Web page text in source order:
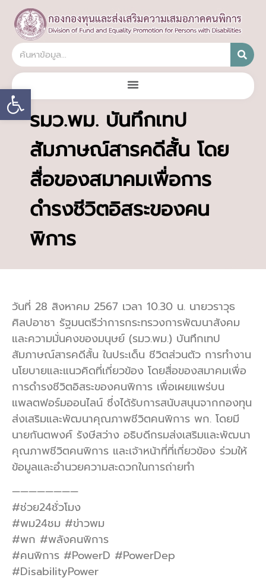
Open toolbar
รมว.พม. บันทึกเทป
สัมภาษณ์สารคดีสั้น โดย
สื่อของสมาคมเพื่อการ
ดำรงชีวิตอิสระของคน
พิการ
วันที่ 28 สิงหาคม 2567 เวลา 10.30 น. นายวราวุธ
ศิลปอาชา รัฐมนตรีว่าการกระทรวงการพัฒนาสังคม
และความมั่นคงของมนุษย์ (รมว.พม.) บันทึกเทป
สัมภาษณ์สารคดีสั้น ในประเด็น ชีวิตส่วนตัว การทำงาน
นโยบายและแนวคิดที่เกี่ยวข้อง โดยสื่อของสมาคมเพื่อ
การดำรงชีวิตอิสระของคนพิการ เพื่อเผยแพร่บน
แพลตฟอร์มออนไลน์ ซึ่งได้รับการสนับสนุนจากกองทุน
ส่งเสริมและพัฒนาคุณภาพชีวิตคนพิการ พก. โดยมี
นายกันตพงศ์ รังษีสว่าง อธิบดีกรมส่งเสริมและพัฒนา
คุณภาพชีวิตคนพิการ และเจ้าหน้าที่ที่เกี่ยวข้อง ร่วมให้
ข้อมูลและอำนวยความสะดวกในการถ่ายทำ
————————
#ช่วย24ชั่วโมง
#พม24ชม #ข่าวพม
#พก #พลังคนพิการ
#คนพิการ #PowerD #PowerDep
#DisabilityPower